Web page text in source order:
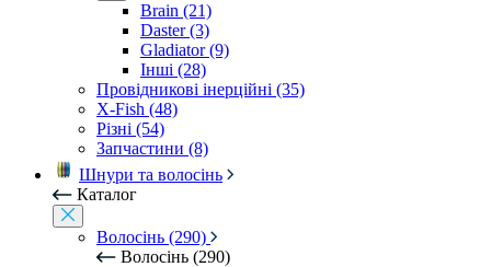
Brain (21)
Daster (3)
Gladiator (9)
Інші (28)
Провідникові інерційні (35)
X-Fish (48)
Різні (54)
Запчастини (8)
Шнури та волосінь
Каталог
Волосінь (290)
Волосінь (290)